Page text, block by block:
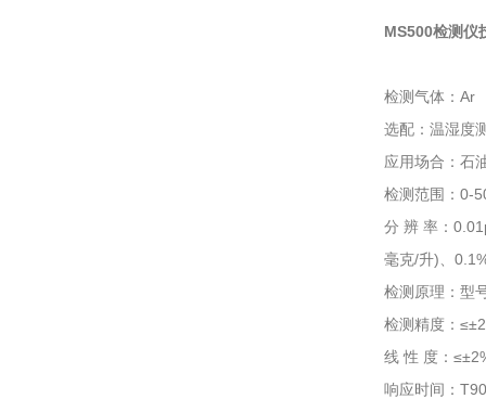
MS500检测仪
检测气体：Ar
选配：温湿度
应用场合：石
检测范围：0-
分 辨 率：
毫克/升)、
检测原理：型
检测精度：
线 性 度：
响应时间：